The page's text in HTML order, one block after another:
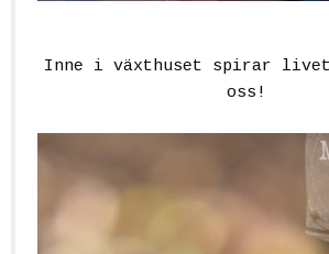
Inne i växthuset spirar
oss!